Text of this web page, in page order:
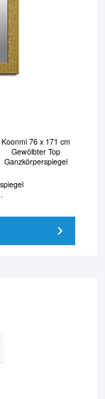
Koonmi 76 x 171 cm
Gewölbter Top
Ganzkörperspiegel